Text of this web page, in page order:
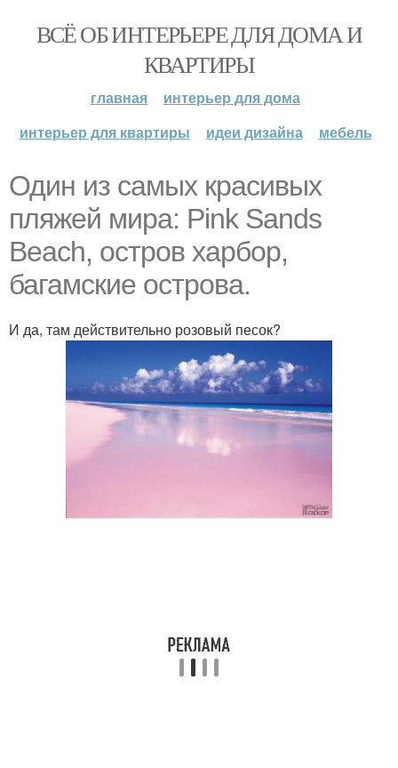
ВСЁ ОБ ИНТЕРЬЕРЕ ДЛЯ ДОМА И
КВАРТИРЫ
главная
интерьер для дома
интерьер для квартиры
идеи дизайна мебель
Один из самых красивых
пляжей мира: Pink Sands
Beach, остров харбор,
багамские острова.
И да, там действительно розовый песок?